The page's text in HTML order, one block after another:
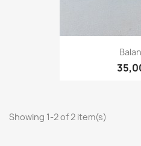
Showing 1-2 of 2 item(s)